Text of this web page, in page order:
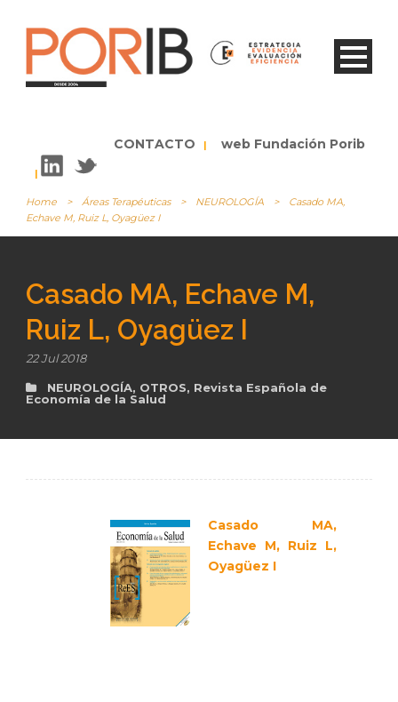
CONTACTO | web Fundación Porib
|
Home > Áreas Terapéuticas > NEUROLOGÍA >
Casado MA,
Echave M, Ruiz L, Oyagüez I
Casado MA, Echave M,
Ruiz L, Oyagüez I
22 Jul 2018
NEUROLOGÍA, OTROS, Revista Española de
Economía de la Salud
Casado MA,
Echave M, Ruiz L,
Oyagüez I